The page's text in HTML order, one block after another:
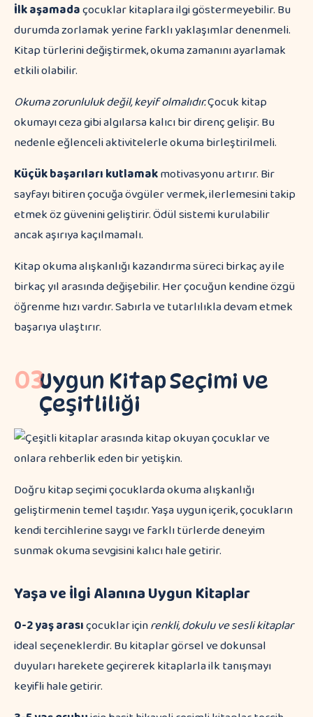
İlk aşamadaçocuklar kitaplara ilgi göstermeyebilir. Bu
durumda zorlamak yerine farklı yaklaşımlar denenmeli.
Kitap türlerini değiştirmek, okuma zamanını ayarlamak
etkili olabilir.
Okuma zorunluluk değil, keyif olmalıdır.Çocuk kitap
okumayı ceza gibi algılarsa kalıcı bir direnç gelişir. Bu
nedenle eğlenceli aktivitelerle okuma birleştirilmeli.
Küçük başarıları kutlamakmotivasyonu artırır. Bir
sayfayı bitiren çocuğa övgüler vermek, ilerlemesini takip
etmek öz güvenini geliştirir. Ödül sistemi kurulabilir
ancak aşırıya kaçılmamalı.
Kitap okuma alışkanlığı kazandırma süreci birkaç ay ile
birkaç yıl arasında değişebilir. Her çocuğun kendine özgü
öğrenme hızı vardır. Sabırla ve tutarlılıkla devam etmek
başarıya ulaştırır.
03Uygun Kitap Seçimi ve
Çeşitliliği
Doğru kitap seçimi çocuklarda okuma alışkanlığı
geliştirmenin temel taşıdır. Yaşa uygun içerik, çocukların
kendi tercihlerine saygı ve farklı türlerde deneyim
sunmak okuma sevgisini kalıcı hale getirir.
Yaşa ve İlgi Alanına Uygun Kitaplar
0-2 yaş arasıçocuklar içinrenkli, dokulu ve sesli kitaplar
ideal seçeneklerdir. Bu kitaplar görsel ve dokunsal
duyuları harekete geçirerek kitaplarla ilk tanışmayı
keyifli hale getirir.